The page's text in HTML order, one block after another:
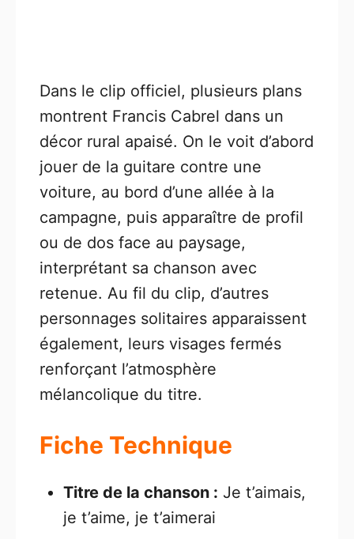
Dans le clip officiel, plusieurs plans
montrent Francis Cabrel dans un
décor rural apaisé. On le voit d’abord
jouer de la guitare contre une
voiture, au bord d’une allée à la
campagne, puis apparaître de profil
ou de dos face au paysage,
interprétant sa chanson avec
retenue. Au fil du clip, d’autres
personnages solitaires apparaissent
également, leurs visages fermés
renforçant l’atmosphère
mélancolique du titre.
Fiche Technique
Titre de la chanson : Je t’aimais,
je t’aime, je t’aimerai